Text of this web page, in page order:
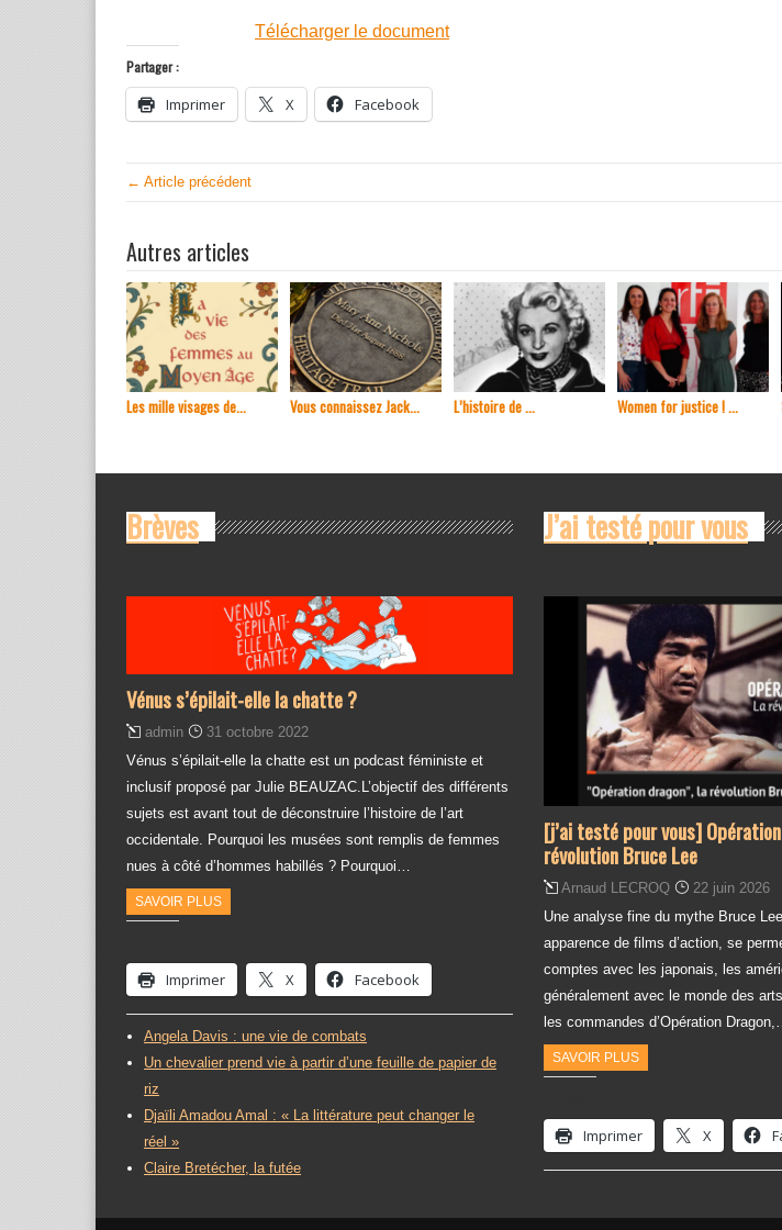
Télécharger le document
Partager :
Imprimer X Facebook
← Article précédent
Autres articles
Les mille visages de... Vous connaissez Jack... L’histoire de ... Women for justice ! ...
Brèves
Vénus s’épilait-elle la chatte ?
admin
31 octobre 2022
Vénus s’épilait-elle la chatte est un podcast féministe et
inclusif proposé par Julie BEAUZAC.L’objectif des différents
sujets est avant tout de déconstruire l’histoire de l’art
occidentale. Pourquoi les musées sont remplis de femmes
nues à côté d’hommes habillés ? Pourquoi…
SAVOIR PLUS
Imprimer X Facebook
Angela Davis : une vie de combats
Un chevalier prend vie à partir d’une feuille de papier de
riz
Djaïli Amadou Amal : « La littérature peut changer le
réel »
Claire Bretécher, la futée
J’ai testé pour vous
[j’ai testé pour vous]
révolution Bruce Lee
Arnaud LECROQ
22 juin 2026
Une analyse fine du mythe Bruce
apparence de films d’action, se
comptes avec les japonais, les
généralement avec le monde des
les commandes d’Opération Dragon,…
SAVOIR PLUS
Imprimer X